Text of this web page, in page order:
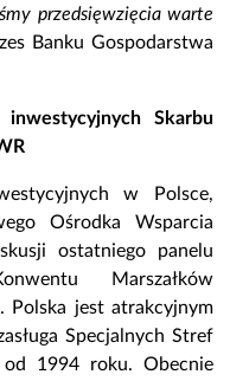
przedsięwzięcia warte
Banku Gospodarstwa
Skarbu
w Polsce,
Ośrodka Wsparcia
ostatniego panelu
Marszałków
Polska jest atrakcyjnym
Specjalnych Stref
od 1994 roku. Obecnie